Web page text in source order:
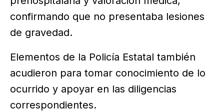
confirmando que no presentaba lesiones
de gravedad.
Elementos de la Policía Estatal también
acudieron para tomar conocimiento de lo
ocurrido y apoyar en las diligencias
correspondientes.